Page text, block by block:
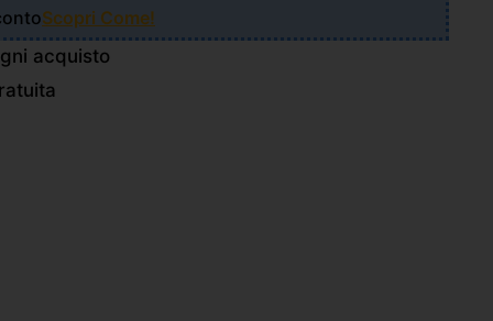
Scopri Come!
acquisto